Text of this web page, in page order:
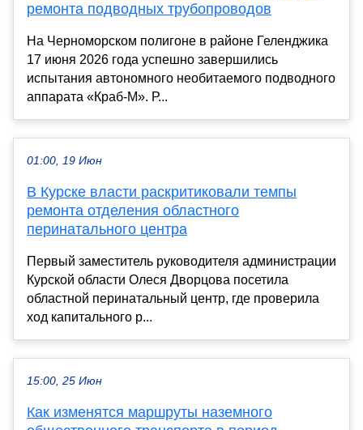
ремонта подводных трубопроводов
На Черноморском полигоне в районе Геленджика
17 июня 2026 года успешно завершились
испытания автономного необитаемого подводного
аппарата «Краб-М». Р...
01:00, 19 Июн
В Курске власти раскритиковали темпы
ремонта отделения областного
перинатального центра
Первый заместитель руководителя администрации
Курской области Олеся Дворцова посетила
областной перинатальный центр, где проверила
ход капитального р...
15:00, 25 Июн
Как изменятся маршруты наземного